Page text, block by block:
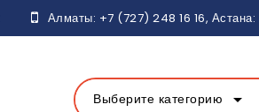
Алматы: +7 (727) 248 16 16, Астана:
Выберите категорию arrow_drop_down